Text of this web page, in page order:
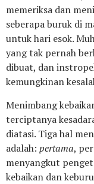
memeriksa dan
seberapa buruk di
untuk hari esok.
yang tak pernah
dibuat, dan
kemungkinan
Menimbang
terciptanya
diatasi. Tiga hal
adalah: pertama,
menyangkut
kebaikan dan